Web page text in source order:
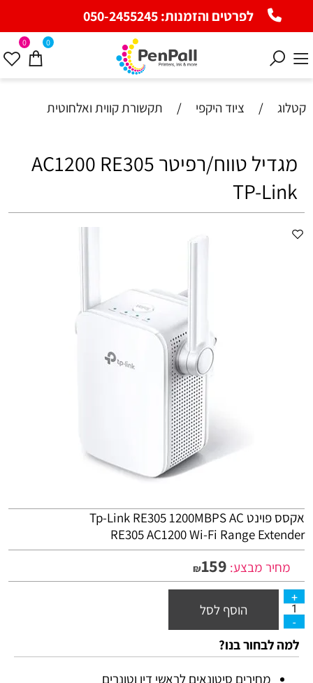
לפרטים והזמנות:050-2455245
0 0
קטלוג / ציוד היקפי / תקשורת קווית ואלחוטית
‏מגדיל טווח/רפיטר AC1200 RE305
TP-Link
אקסס פוינט Tp-Link RE305 1200MBPS AC
RE305 AC1200 Wi-Fi Range Extender
מחיר מבצע:
₪159
הוסף לסל
למה לבחור בנו?
מחירים סיטונאים לראשי דיו וטונרים